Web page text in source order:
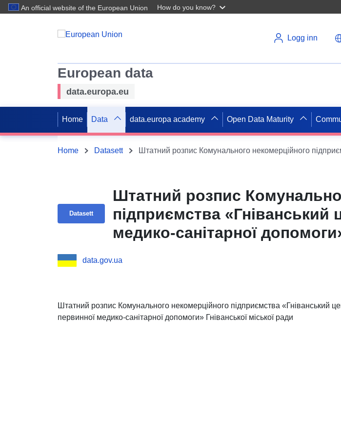
An official website of the European Union How do you know?
Logg inn
European data
data.europa.eu
Home Data data.europa academy Open Data Maturity
Home Datasett
Datasett
Штатний розпис
підприємства «Гніванський
медико-санітарної
data.gov.ua
Штатний розпис Комунального некомерційного підприємства «Гніванський
первинної медико-санітарної допомоги» Гніванської міської ради